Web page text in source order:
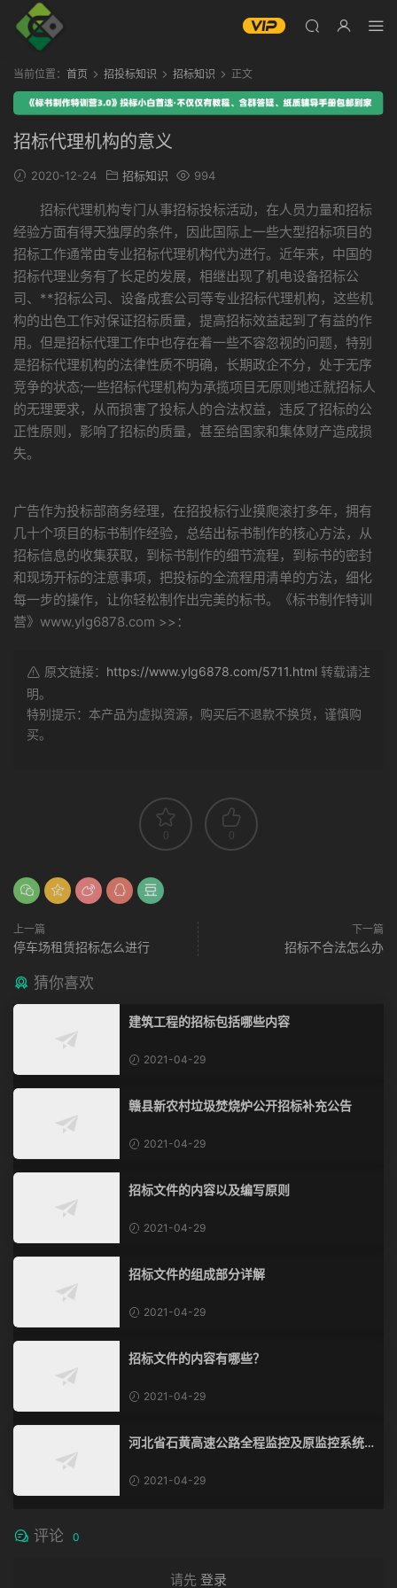
当前位置： 首页 招投标知识 招标知识 正文
招标代理机构的意义
2020-12-24 招标知识 994
招标代理机构专门从事招标投标活动，在人员力量和招标
经验方面有得天独厚的条件，因此国际上一些大型招标项目的
招标工作通常由专业招标代理机构代为进行。近年来，中国的
招标代理业务有了长足的发展，相继出现了机电设备招标公
司、**招标公司、设备成套公司等专业招标代理机构，这些机
构的出色工作对保证招标质量，提高招标效益起到了有益的作
用。但是招标代理工作中也存在着一些不容忽视的问题，特别
是招标代理机构的法律性质不明确，长期政企不分，处于无序
竞争的状态;一些招标代理机构为承揽项目无原则地迁就招标人
的无理要求，从而损害了投标人的合法权益，违反了招标的公
正性原则，影响了招标的质量，甚至给国家和集体财产造成损
失。
广告作为投标部商务经理，在招投标行业摸爬滚打多年，拥有
几十个项目的标书制作经验，总结出标书制作的核心方法，从
招标信息的收集获取，到标书制作的细节流程，到标书的密封
和现场开标的注意事项，把投标的全流程用清单的方法，细化
每一步的操作，让你轻松制作出完美的标书。《标书制作特训
营》www.ylg6878.com >>：
原文链接： https://www.ylg6878.com/5711.html 转载请注
明。
特别提示：本产品为虚拟资源，购买后不退款不换货，谨慎购
买。
0 0
上一篇
停车场租赁招标怎么进行
下一篇
招标不合法怎么办
猜你喜欢
建筑工程的招标包括哪些内容
2021-04-29
赣县新农村垃圾焚烧炉公开招标补充公告
2021-04-29
招标文件的内容以及编写原则
2021-04-29
招标文件的组成部分详解
2021-04-29
招标文件的内容有哪些？
2021-04-29
河北省石黄高速公路全程监控及原监控系统
2021-04-29
评论 0
请先 登录